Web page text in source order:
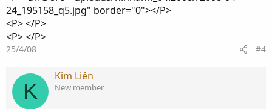
24_195158_q5.jpg" border="0"></P>
<P> </P>
<P> </P>
25/4/08 #4
K
Kim Liên
New member